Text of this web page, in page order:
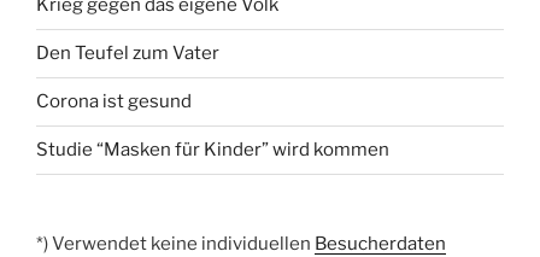
Krieg gegen das eigene Volk
Den Teufel zum Vater
Corona ist gesund
Studie “Masken für Kinder” wird kommen
*) Verwendet keine individuellen Besucherdaten